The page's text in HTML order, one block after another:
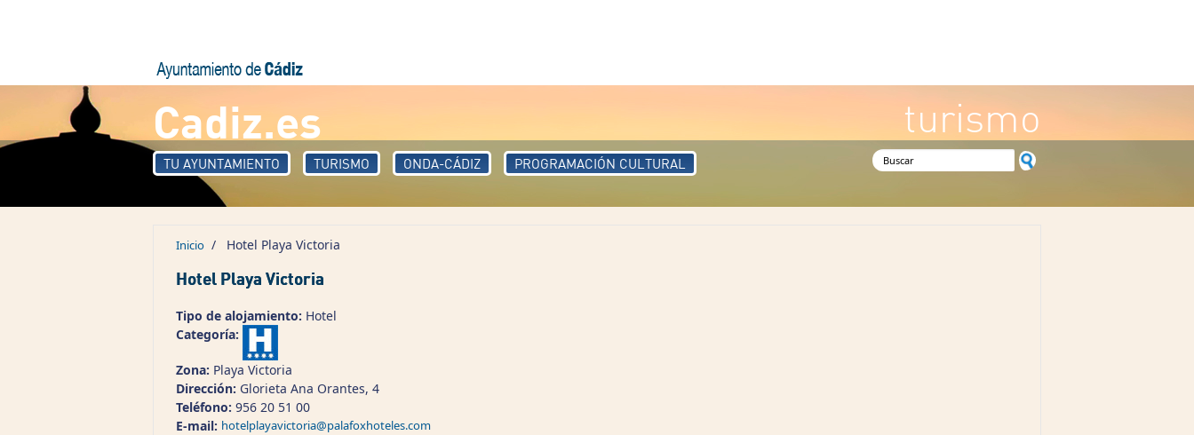
Cadiz.es turismo
TU AYUNTAMIENTO TURISMO ONDA-CÁDIZ PROGRAMACIÓN CULTURAL Formulario de búsqueda
Inicio / Hotel Playa Victoria
Hotel Playa Victoria
Tipo de alojamiento: Hotel
Categoría:
Zona: Playa Victoria
Dirección: Glorieta Ana Orantes, 4
Teléfono: 956 20 51 00
E-mail: hotelplayavictoria@palafoxhoteles.com